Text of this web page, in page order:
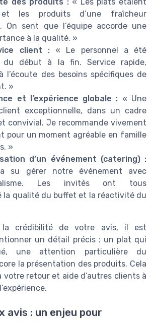
et les produits d’une fraîcheur
On sent que l’équipe accorde une
à la qualité. »
client :« Le personnel a été
du début à la fin. Service rapide,
l’écoute des besoins spécifiques de
»
et l’expérience globale : « Une
exceptionnelle, dans un cadre
convivial. Je recommande vivement
pour un moment agréable en famille
»
d’un événement (catering) :
a su gérer notre événement avec
Les invités ont tous
la qualité du buffet et la réactivité du
la crédibilité de votre avis, il est
un détail précis : un plat qui
une attention particulière du
la présentation des produits. Cela
votre retour et aide d’autres clients à
avis : un enjeu pour